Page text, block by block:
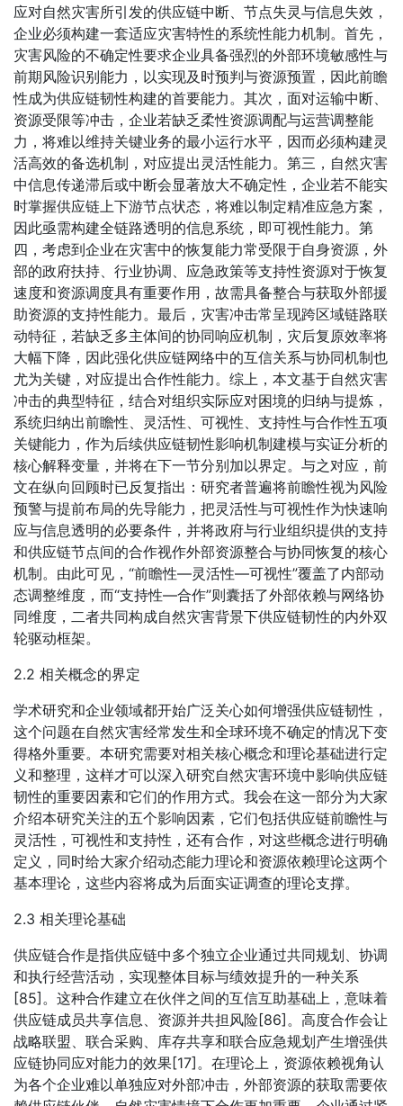
应对自然灾害所引发的供应链中断、节点失灵与信息失效，
企业必须构建一套适应灾害特性的系统性能力机制。首先，
灾害风险的不确定性要求企业具备强烈的外部环境敏感性与
前期风险识别能力，以实现及时预判与资源预置，因此前瞻
性成为供应链韧性构建的首要能力。其次，面对运输中断、
资源受限等冲击，企业若缺乏柔性资源调配与运营调整能
力，将难以维持关键业务的最小运行水平，因而必须构建灵
活高效的备选机制，对应提出灵活性能力。第三，自然灾害
中信息传递滞后或中断会显著放大不确定性，企业若不能实
时掌握供应链上下游节点状态，将难以制定精准应急方案，
因此亟需构建全链路透明的信息系统，即可视性能力。第
四，考虑到企业在灾害中的恢复能力常受限于自身资源，外
部的政府扶持、行业协调、应急政策等支持性资源对于恢复
速度和资源调度具有重要作用，故需具备整合与获取外部援
助资源的支持性能力。最后，灾害冲击常呈现跨区域链路联
动特征，若缺乏多主体间的协同响应机制，灾后复原效率将
大幅下降，因此强化供应链网络中的互信关系与协同机制也
尤为关键，对应提出合作性能力。综上，本文基于自然灾害
冲击的典型特征，结合对组织实际应对困境的归纳与提炼，
系统归纳出前瞻性、灵活性、可视性、支持性与合作性五项
关键能力，作为后续供应链韧性影响机制建模与实证分析的
核心解释变量，并将在下一节分别加以界定。与之对应，前
文在纵向回顾时已反复指出：研究者普遍将前瞻性视为风险
预警与提前布局的先导能力，把灵活性与可视性作为快速响
应与信息透明的必要条件，并将政府与行业组织提供的支持
和供应链节点间的合作视作外部资源整合与协同恢复的核心
机制。由此可见，“前瞻性—灵活性—可视性”覆盖了内部动
态调整维度，而“支持性—合作”则囊括了外部依赖与网络协
同维度，二者共同构成自然灾害背景下供应链韧性的内外双
轮驱动框架。
2.2 相关概念的界定
学术研究和企业领域都开始广泛关心如何增强供应链韧性，
这个问题在自然灾害经常发生和全球环境不确定的情况下变
得格外重要。本研究需要对相关核心概念和理论基础进行定
义和整理，这样才可以深入研究自然灾害环境中影响供应链
韧性的重要因素和它们的作用方式。我会在这一部分为大家
介绍本研究关注的五个影响因素，它们包括供应链前瞻性与
灵活性，可视性和支持性，还有合作，对这些概念进行明确
定义，同时给大家介绍动态能力理论和资源依赖理论这两个
基本理论，这些内容将成为后面实证调查的理论支撑。
2.3 相关理论基础
供应链合作是指供应链中多个独立企业通过共同规划、协调
和执行经营活动，实现整体目标与绩效提升的一种关系
[85]。这种合作建立在伙伴之间的互信互助基础上，意味着
供应链成员共享信息、资源并共担风险[86]。高度合作会让
战略联盟、联合采购、库存共享和联合应急规划产生增强供
应链协同应对能力的效果[17]。在理论上，资源依赖视角认
为各个企业难以单独应对外部冲击，外部资源的获取需要依